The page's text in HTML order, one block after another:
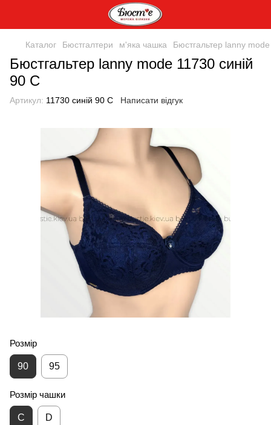
Каталог Бюстгалтери м'яка чашка Бюстгальтер lanny
Бюстгальтер lanny mode 11730 синій
90 C
Артикул: 11730 синій 90 C Написати відгук
Розмір
90 95
Розмір чашки
С D